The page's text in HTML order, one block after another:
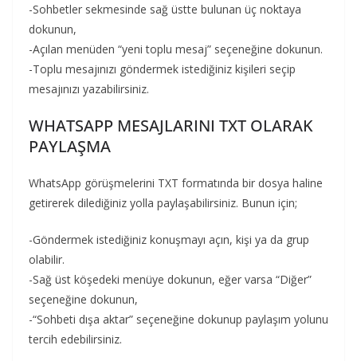
-Sohbetler sekmesinde sağ üstte bulunan üç noktaya
dokunun,
-Açılan menüden “yeni toplu mesaj” seçeneğine dokunun.
-Toplu mesajınızı göndermek istediğiniz kişileri seçip
mesajınızı yazabilirsiniz.
WHATSAPP MESAJLARINI TXT OLARAK
PAYLAŞMA
WhatsApp görüşmelerini TXT formatında bir dosya haline
getirerek dilediğiniz yolla paylaşabilirsiniz. Bunun için;
-Göndermek istediğiniz konuşmayı açın, kişi ya da grup
olabilir.
-Sağ üst köşedeki menüye dokunun, eğer varsa “Diğer”
seçeneğine dokunun,
-“Sohbeti dışa aktar” seçeneğine dokunup paylaşım yolunu
tercih edebilirsiniz.